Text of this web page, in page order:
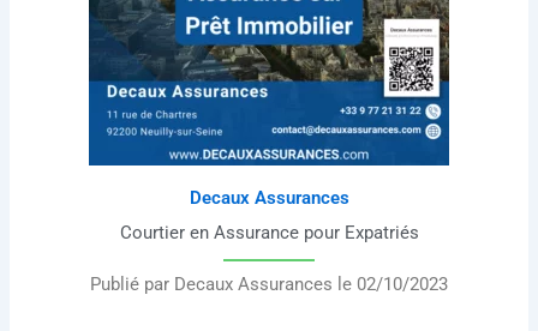
Decaux Assurances
Courtier en Assurance pour Expatriés
Publié par Decaux Assurances le 02/10/2023